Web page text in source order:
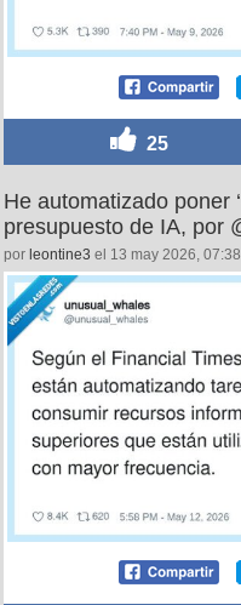
25
He automatizado poner
presupuesto de IA, por
por leontine3 el 13 may 2026, 07:38